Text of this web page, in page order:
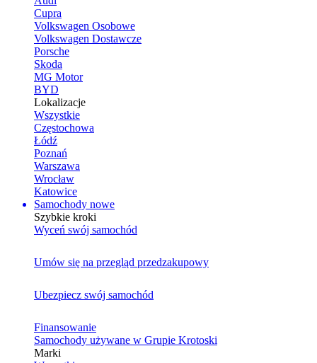
Cupra
Volkswagen Osobowe
Volkswagen Dostawcze
Porsche
Skoda
MG Motor
BYD
Lokalizacje
Wszystkie
Częstochowa
Łódź
Poznań
Warszawa
Wrocław
Katowice
Samochody nowe
Szybkie kroki
Wyceń swój samochód
Umów się na przegląd przedzakupowy
Ubezpiecz swój samochód
Finansowanie
Samochody używane w Grupie Krotoski
Marki